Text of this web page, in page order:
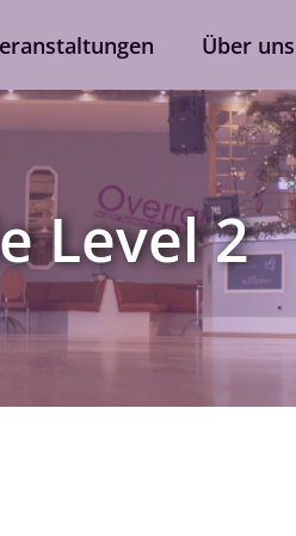
Tanzen ohne Partner
Line Dance
Single-Anmeldung
Privatstunden
Nach Verfügbarkeit auch gerne
bei eurem Wunschtrainer. Auch
Über uns
Level 2